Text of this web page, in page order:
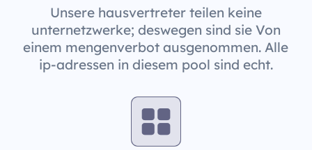
Unsere hausvertreter teilen keine
unternetzwerke; deswegen sind sie Von
einem mengenverbot ausgenommen. Alle
ip-adressen in diesem pool sind echt.